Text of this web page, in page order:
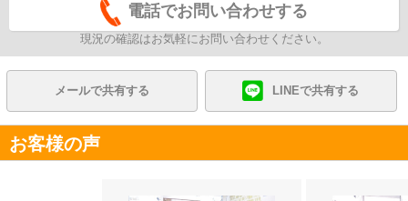
電話でお問い合わせする
現況の確認はお気軽にお問い合わせください。
メールで共有する LINEで共有する
お客様の声